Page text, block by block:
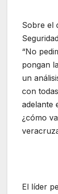
Sobre el
“No
pongan
un
con
adelante
¿cómo
El líder